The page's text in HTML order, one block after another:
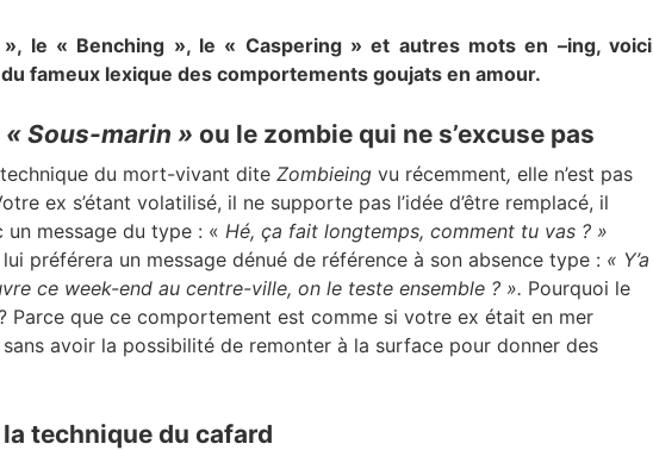
le « Benching », le « Caspering » et autres mots en –ing, voici
fameux lexique des comportements goujats en amour.
« Sous-marin » ou le zombie qui ne s’excuse pas
du mort-vivant dite Zombieing vu récemment, elle n’est pas
ex s’étant volatilisé, il ne supporte pas l’idée d’être remplacé, il
message du type : « Hé, ça fait longtemps, comment tu vas ? »
préférera un message dénué de référence à son absence type : « Y’a
ce week-end au centre-ville, on le teste ensemble ? ». Pourquoi le
Parce que ce comportement est comme si votre ex était en mer
avoir la possibilité de remonter à la surface pour donner des
technique du cafard